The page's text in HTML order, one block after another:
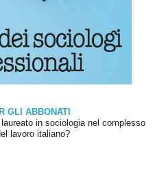
GLI ABBONATI
in sociologia nel complesso
lavoro italiano?